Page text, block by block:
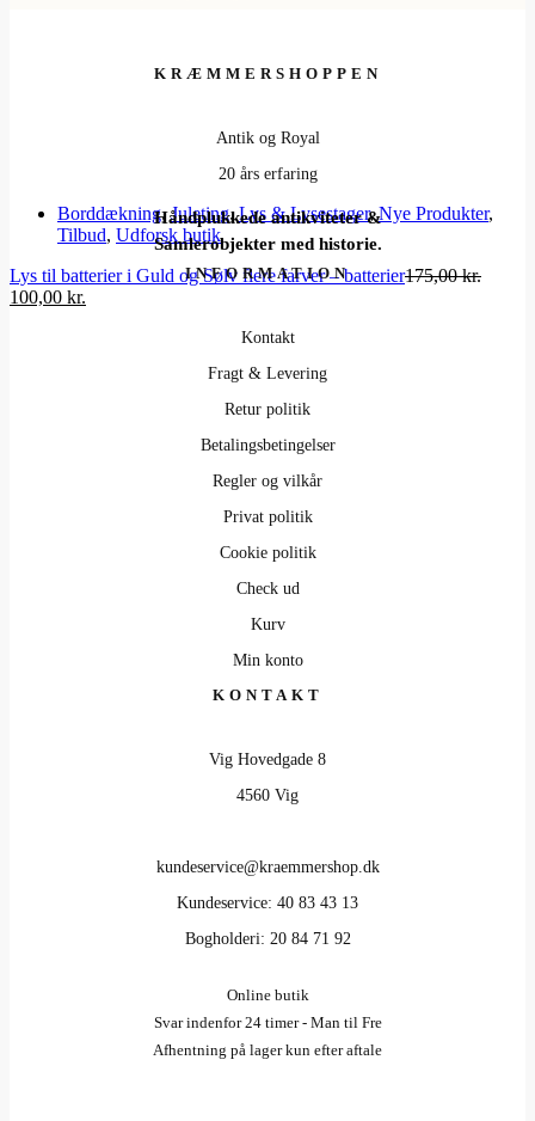
Borddækning,Juleting,Lys & Lysestager,Nye Produkter,
Tilbud, Udforsk butik
Lys til batterier i Guld og Sølv flere farver – batterier175,00kr.
Den
100,00 kr.
KRÆMMERSHOPPEN
Antik og Royal
20 års erfaring
Håndplukkede antikviteter &
Samlerobjekter med historie.
INFORMATION
Kontakt
Fragt & Levering
Retur politik
Betalingsbetingelser
Regler og vilkår
Privat politik
Cookie politik
Check ud
Kurv
Min konto
KONTAKT
Vig Hovedgade 8
4560 Vig
kundeservice@kraemmershop.dk
Kundeservice: 40 83 43 13
Bogholderi: 20 84 71 92
Online butik
Svar indenfor 24 timer - Man til Fre
Afhentning på lager kun efter aftale